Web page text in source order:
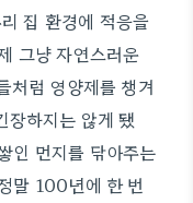
집 환경에 적응을
그냥 자연스러운
처럼 영양제를 챙겨
장하지는 않게 됐
인 먼지를 닦아주는
말 100년에 한 번